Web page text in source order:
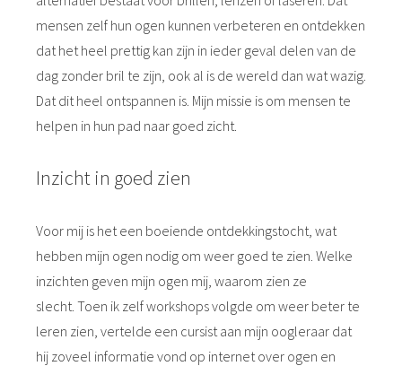
mensen zelf hun ogen kunnen verbeteren en ontdekken
dat het heel prettig kan zijn in ieder geval delen van de
dag zonder bril te zijn, ook al is de wereld dan wat wazig.
Dat dit heel ontspannen is. Mijn missie is om mensen te
helpen in hun pad naar goed zicht.
Inzicht in goed zien
Voor mij is het een boeiende ontdekkingstocht, wat
hebben mijn ogen nodig om weer goed te zien. Welke
inzichten geven mijn ogen mij, waarom zien ze
slecht. Toen ik zelf workshops volgde om weer beter te
leren zien, vertelde een cursist aan mijn oogleraar dat
hij zoveel informatie vond op internet over ogen en